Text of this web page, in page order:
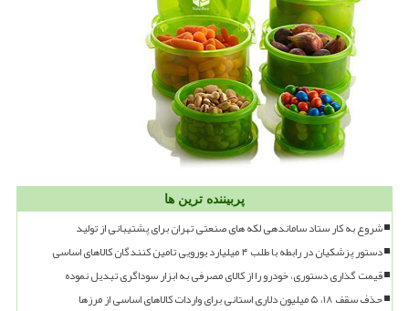
پربیننده ترین ها
شروع به کار ستاد ساماندهی لکه های صنعتی تهران برای پشتیبانی از تولید
دستور پزشکیان در رابطه با طلب ۴ میلیارد یورویی تامین کنندگان کالاهای اساسی
قیمت گذاری دستوری، خودرو را از کالای مصرفی به ابزار سوداگری تبدیل نموده
حذف سقف ۱۸، ۵ میلیون دلاری استانی برای واردات کالاهای اساسی از مرزها